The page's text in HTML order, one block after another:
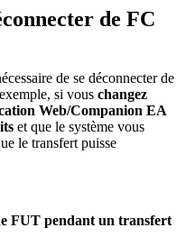
de FC
de se déconnecter de
si vous changez
Web/Companion EA
et que le système vous
le transfert puisse
FUT pendant un transfert